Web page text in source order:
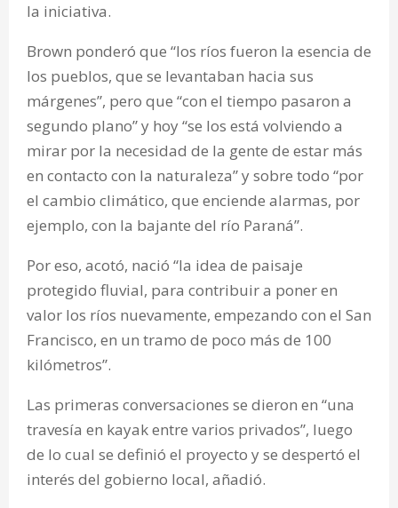
la iniciativa.
Brown ponderó que “los ríos fueron la esencia de
los pueblos, que se levantaban hacia sus
márgenes”, pero que “con el tiempo pasaron a
segundo plano” y hoy “se los está volviendo a
mirar por la necesidad de la gente de estar más
en contacto con la naturaleza” y sobre todo “por
el cambio climático, que enciende alarmas, por
ejemplo, con la bajante del río Paraná”.
Por eso, acotó, nació “la idea de paisaje
protegido fluvial, para contribuir a poner en
valor los ríos nuevamente, empezando con el San
Francisco, en un tramo de poco más de 100
kilómetros”.
Las primeras conversaciones se dieron en “una
travesía en kayak entre varios privados”, luego
de lo cual se definió el proyecto y se despertó el
interés del gobierno local, añadió.